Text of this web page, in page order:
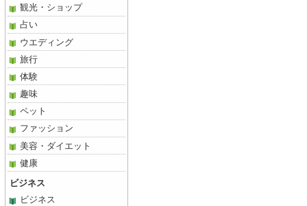
観光・ショップ
占い
ウエディング
旅行
体験
趣味
ペット
ファッション
美容・ダイエット
健康
ビジネス
ビジネス